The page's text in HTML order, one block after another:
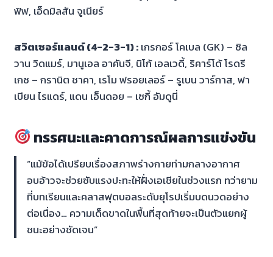
ฟิฟ, เอ็ดมิลสัน จูเนียร์
สวิตเซอร์แลนด์ (4-2-3-1) :เกรกอร์ โคเบล (GK) – ซิล
วาน วิดแมร์, มานูเอล อาคันจี, นิโก้ เอลเวดี้, ริคาร์โด้ โรดรี
เกซ – กรานิต ชาคา, เรโม ฟรอยเลอร์ – รูเบน วาร์กาส, ฟา
เบียน ไรแดร์, แดน เอ็นดอย – เซกี้ อัมดูนี่
ทรรศนะและคาดการณ์ผลการแข่งขัน
“แม้ข้อได้เปรียบเรื่องสภาพร่างกายท่ามกลางอากาศ
อบอ้าวจะช่วยซับแรงปะทะให้ฝั่งเอเชียในช่วงแรก ทว่ายาม
ที่บทเรียนและคลาสฟุตบอลระดับยุโรปเริ่มบดนวดอย่าง
ต่อเนื่อง… ความเด็ดขาดในพื้นที่สุดท้ายจะเป็นตัวแยกผู้
ชนะอย่างชัดเจน”